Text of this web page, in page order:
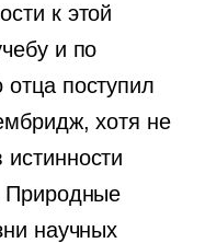
к этой
и по
поступил
хотя не
Природные
научных